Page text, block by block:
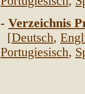
- Verzeichnis
[Deutsch,
Portugiesisch,